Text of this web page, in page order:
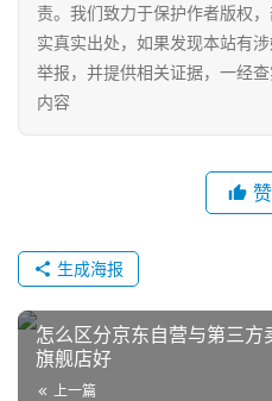
店
运
营
责。我们致力于保护作者版权
实真实出处，如果发现本站有
举报，并提供相关证据，一经
内容
赞
生成海报
怎么区分京东自营与第三
旗舰店好
上一篇